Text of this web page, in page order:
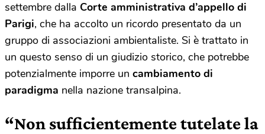
settembre dalla Corte amministrativa d’appello di
Parigi, che ha accolto un ricordo presentato da un
gruppo di associazioni ambientaliste. Si è trattato in
un questo senso di un giudizio storico, che potrebbe
potenzialmente imporre un cambiamento di
paradigma nella nazione transalpina.
“Non sufficientemente tutelate la